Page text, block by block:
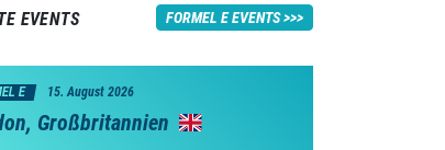
EVENTS FORMEL E EVENTS
E 15. August 2026
Großbritannien